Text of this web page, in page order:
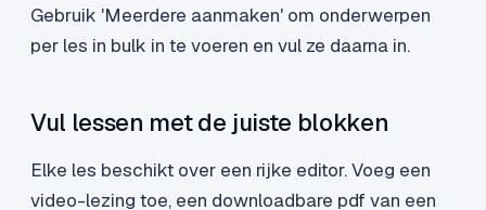
Gebruik 'Meerdere aanmaken' om onderwerpen
per les in bulk in te voeren en vul ze daarna in.
Vul lessen met de juiste blokken
Elke les beschikt over een rijke editor. Voeg een
video-lezing toe, een downloadbare pdf van een